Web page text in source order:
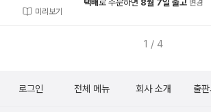
미리보기
택배로 주문하면 8월 7일 출고 변경
1 / 4
로그인 전체 메뉴 회사 소개 출